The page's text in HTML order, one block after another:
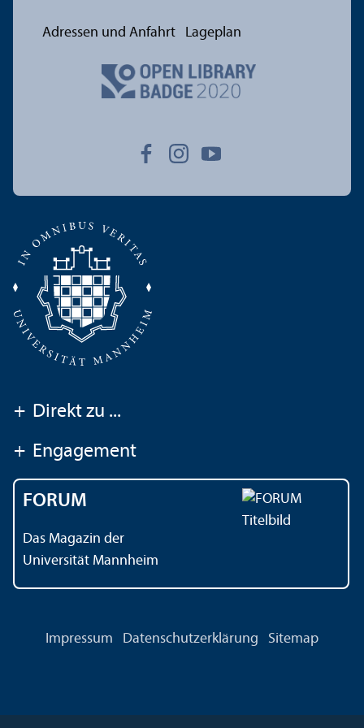
Adressen und Anfahrt Lageplan
+ Direkt zu ...
+ Engagement
FORUM
Das Magazin der
Universität Mannheim
Impressum Datenschutz­erklärung Sitemap